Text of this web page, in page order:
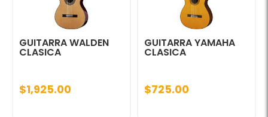
GUITARRA WALDEN
CLASICA
$1,925.00
GUITARRA YAMAHA
CLASICA
$725.00